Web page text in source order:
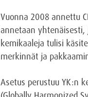
Vuonna 2008 annettu
annetaan
kemikaaleja tulisi
merkinnät ja
Asetus perustuu YK:n
(Globally Harmonized